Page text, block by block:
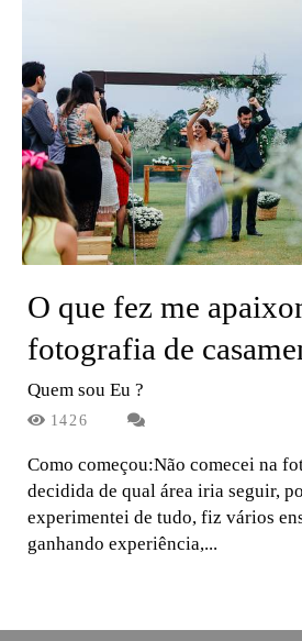
O que fez me
fotografia de
Quem sou Eu ?
1426
Como começou:Não comecei na
decidida de qual área iria seguir,
experimentei de tudo, fiz vários
ganhando experiência,...